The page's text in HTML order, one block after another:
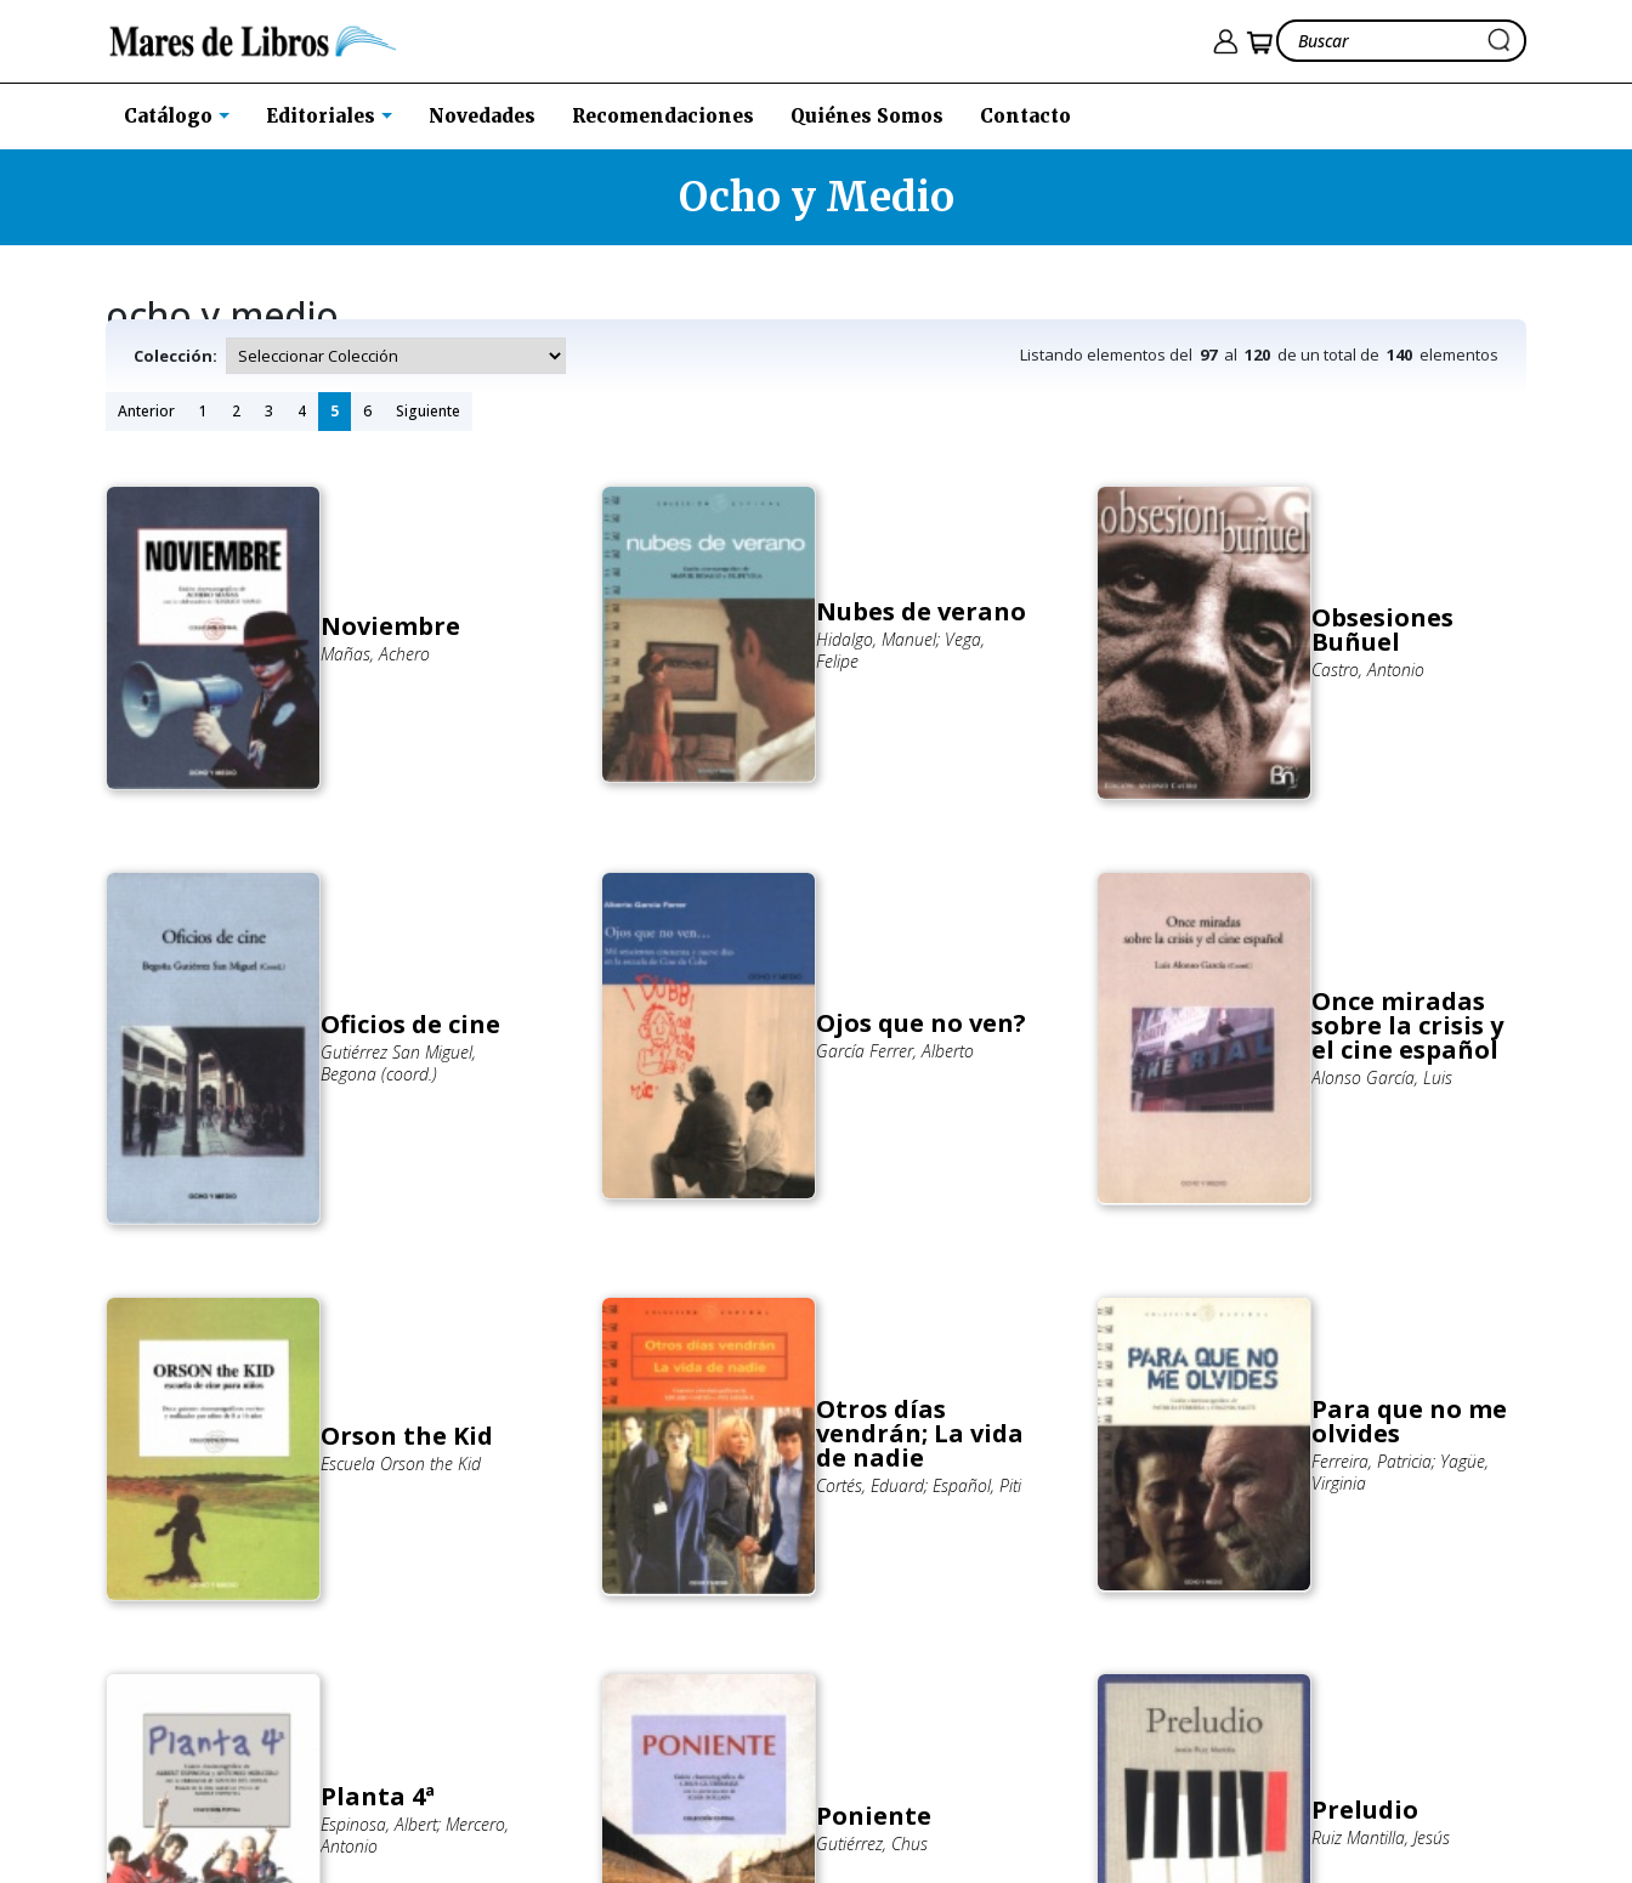
Catálogo Editoriales Novedades Recomendaciones Quiénes Somos Contacto
Ocho y Medio
ocho y medio
Colección: Listando elementos del 97al 120 de un total de 140 elementos
Anterior 1 2 3 4 5 6 Siguiente
Noviembre
Mañas, Achero
Nubes de verano
Hidalgo, Manuel; Vega,
Felipe
Obsesiones
Buñuel
Castro, Antonio
Oficios de cine
Gutiérrez San Miguel,
Begona (coord.)
Ojos que no ven?
García Ferrer, Alberto
Once miradas
sobre la crisis y
el cine español
Alonso García, Luis
Orson the Kid
Escuela Orson the Kid
Otros días
vendrán; La vida
de nadie
Cortés, Eduard; Español, Piti
Para que no me
olvides
Ferreira, Patricia; Yagüe,
Virginia
Planta 4ª
Espinosa, Albert; Mercero,
Antonio
Poniente
Gutiérrez, Chus
Preludio
Ruiz Mantilla, Jesús